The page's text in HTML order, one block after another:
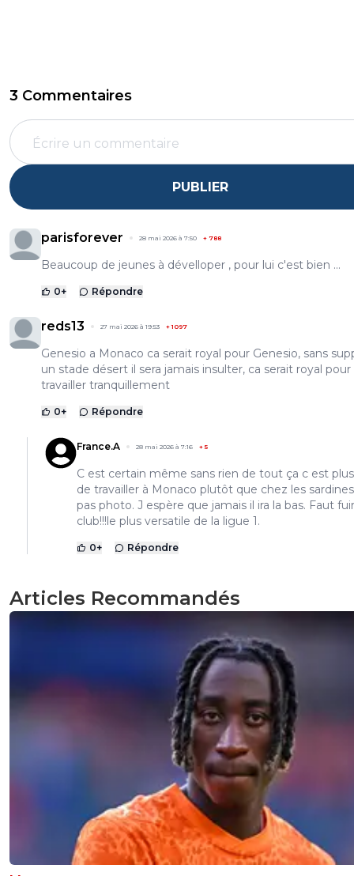
3 Commentaires
PUBLIER
parisforever 28 mai 2026 à 7:50 + 788
Beaucoup de jeunes à dévelloper , pour lui c'est bien ...
0+ Répondre
reds13 27 mai 2026 à 19:53 +1097
Genesio a Monaco ca serait royal pour Genesio, sans
un stade désert il sera jamais insulter, ca serait royal pour
travailler tranquillement
0+ Répondre
France.A 28 mai 2026 à 7:16 +5
C est certain même sans rien de tout ça c est
de travailler à Monaco plutôt que chez les sardines
pas photo. J espère que jamais il ira la bas. Faut
club!!!le plus versatile de la ligue 1.
0+ Répondre
Articles Recommandés